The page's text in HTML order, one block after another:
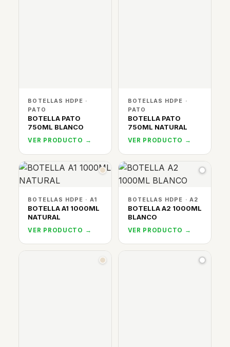
BOTELLAS HDPE ·
PATO
BOTELLA PATO
750ML BLANCO
VER PRODUCTO →
BOTELLAS HDPE ·
PATO
BOTELLA PATO
750ML NATURAL
VER PRODUCTO →
BOTELLAS HDPE · A1
BOTELLA A1 1000ML
NATURAL
VER PRODUCTO →
BOTELLAS HDPE · A2
BOTELLA A2 1000ML
BLANCO
VER PRODUCTO →